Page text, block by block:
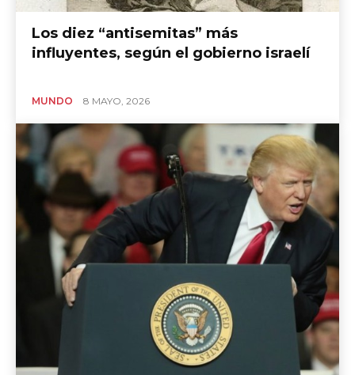
Los diez “antisemitas” más
influyentes, según el gobierno israelí
MUNDO 8 MAYO, 2026